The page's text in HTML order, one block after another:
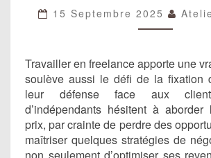
EN
15 Septembre 2025
Travailler en freelance apporte une
soulève aussi le défi de la fixation
leur défense face aux
d’indépendants hésitent à
prix, par crainte de perdre des
maîtriser quelques stratégies de
non seulement d’optimiser ses